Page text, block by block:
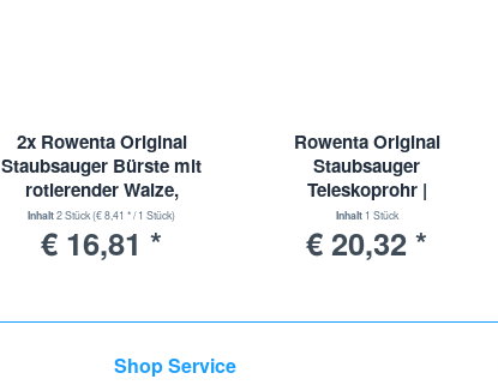
2x Rowenta Original
Staubsauger Bürste mit
rotierender Walze,
Orange/schwarz |
RSRH5291, RS-RH5291
Inhalt2 Stück(€ 8,41 * / 1 Stück)
€ 16,81 *
Rowenta Original
Staubsauger
Teleskoprohr |
RSRS8185, RS-RS8185
Inhalt 1 Stück
€ 20,32 *
Shop Service